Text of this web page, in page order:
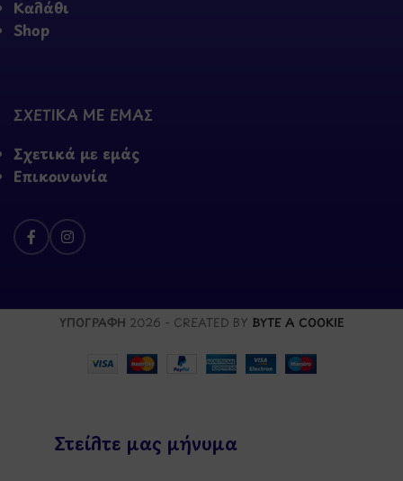
Καλάθι
Shop
ΣΧΕΤΙΚΑ ΜΕ ΕΜΑΣ
Σχετικά με εμάς
Επικοινωνία
ΥΠΟΓΡΑΦΗ 2026 - CREATED BY BYTE A COOKIE
Στείλτε μας μήνυμα